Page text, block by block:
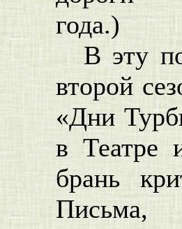
года.)
В эту
второй
«Дни
в Театре
брань
Письма,